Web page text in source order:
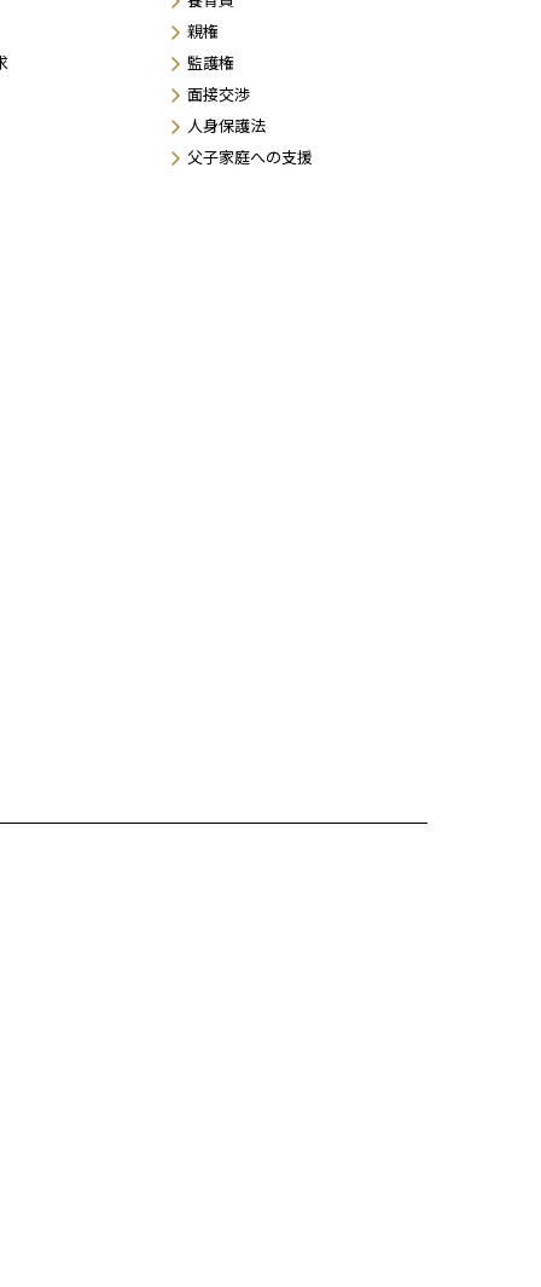
親権
監護権
面接交渉
人身保護法
父子家庭への支援